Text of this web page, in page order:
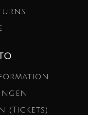
(Tickets)